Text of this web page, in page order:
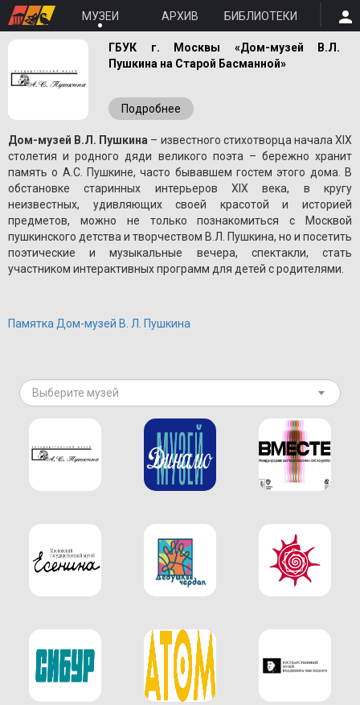
МУЗЕИ АРХИВ БИБЛИОТЕКИ
ГБУК г. Москвы «Дом-музей В.Л.
Пушкина на Старой Басманной»
Подробнее
Дом-музей В.Л. Пушкина – известного стихотворца начала XIX
столетия и родного дяди великого поэта – бережно хранит
память о A.С. Пушкине, часто бывавшем гостем этого дома. В
обстановке старинных интерьеров XIX века, в кругу
неизвестных, удивляющих своей красотой и историей
предметов, можно не только познакомиться с Москвой
пушкинского детства и творчеством В.Л. Пушкина, но и посетить
поэтические и музыкальные вечера, спектакли, стать
участником интерактивных программ для детей с родителями.
Памятка Дом-музей В. Л. Пушкина
Выберите музей